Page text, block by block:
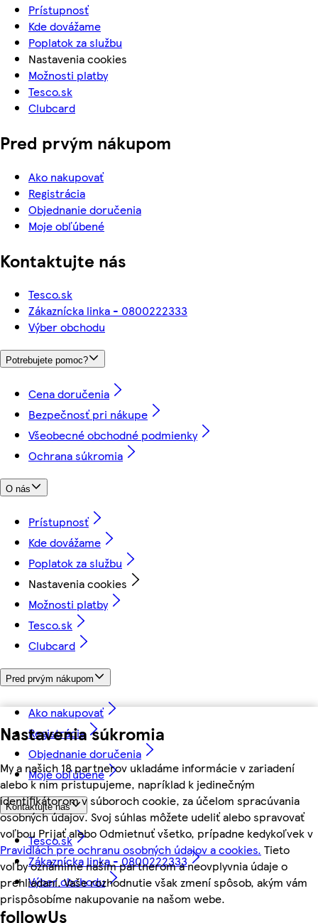
Nastavenia súkromia
My a našich 18 partnerov ukladáme informácie v zariadení
alebo k nim pristupujeme, napríklad k jedinečným
identifikátorom v súboroch cookie, za účelom spracúvania
osobných údajov. Svoj súhlas môžete udeliť alebo spravovať
voľbou Prijať alebo Odmietnuť všetko, prípadne kedykoľvek v
Pravidlách pre ochranu osobných údajov a cookies. Tieto
voľby oznámime našim partnerom a neovplyvnia údaje o
prehliadaní. Vaše rozhodnutie však zmení spôsob, akým vám
prispôsobíme nakupovanie na našom webe.
Prístupnosť
Kde dovážame
Poplatok za službu
Nastavenia cookies
Možnosti platby
Tesco.sk
Clubcard
Pred prvým nákupom
Ako nakupovať
Registrácia
Objednanie doručenia
Moje obľúbené
Kontaktujte nás
Tesco.sk
Zákaznícka linka - 0800222333
Výber obchodu
Potrebujete pomoc?
Cena doručenia
Bezpečnosť pri nákupe
Všeobecné obchodné podmienky
Ochrana súkromia
O nás
Prístupnosť
Kde dovážame
Poplatok za službu
Nastavenia cookies
Možnosti platby
Tesco.sk
Clubcard
Pred prvým nákupom
Ako nakupovať
Registrácia
Objednanie doručenia
Moje obľúbené
Kontaktujte nás
Tesco.sk
Zákaznícka linka - 0800222333
Výber obchodu
followUs